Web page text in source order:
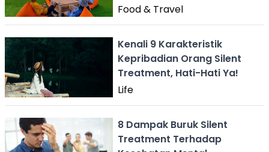
Food & Travel
Kenali 9 Karakteristik
Kepribadian Orang Silent
Treatment, Hati-Hati Ya!
Life
8 Dampak Buruk Silent
Treatment Terhadap